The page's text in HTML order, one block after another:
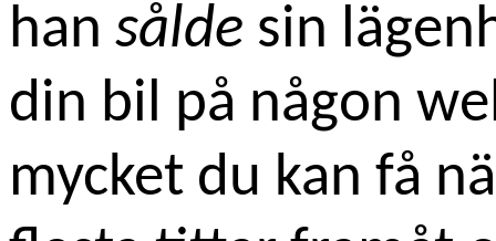
han sålde sin
din bil på någon
mycket du kan få